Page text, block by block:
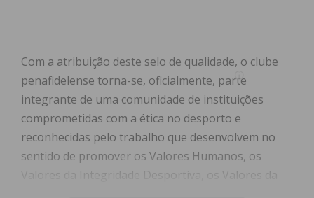
Com a atribuição deste selo de qualidade, o clube
penafidelense torna-se, oficialmente, parte
integrante de uma comunidade de instituições
comprometidas com a ética no desporto e
reconhecidas pelo trabalho que desenvolvem no
sentido de promover os Valores Humanos, os
Valores da Integridade Desportiva, os Valores da